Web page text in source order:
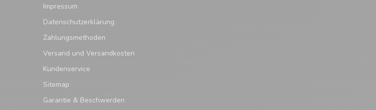
Impressum
Datenschutzerklärung
Zahlungsmethoden
Versand und Versandkosten
Kundenservice
Sitemap
Garantie & Beschwerden